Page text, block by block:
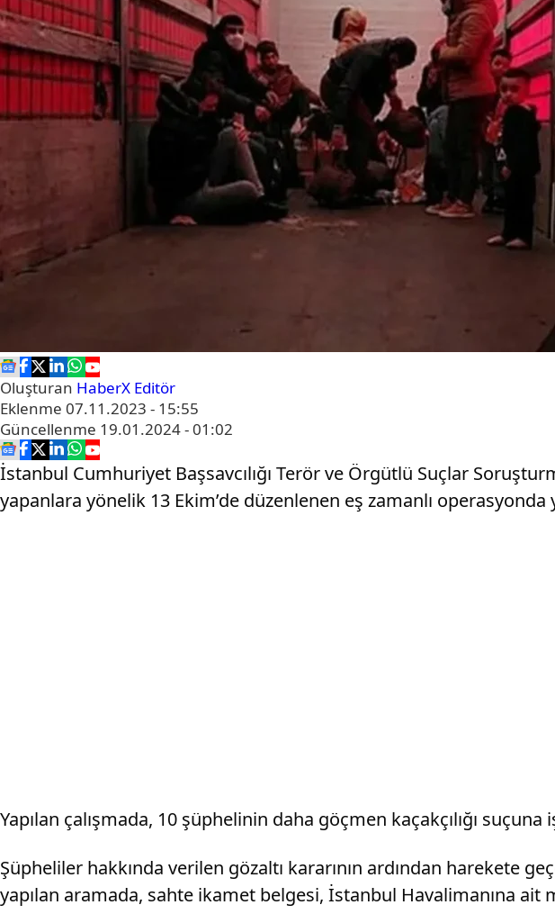
Oluşturan HaberX Editör
Eklenme 07.11.2023 - 15:55
Güncellenme 19.01.2024 - 01:02
İstanbul Cumhuriyet Başsavcılığı Terör ve Örgütlü Suçlar
yapanlara yönelik 13 Ekim’de düzenlenen eş zamanlı
Yapılan çalışmada, 10 şüphelinin daha göçmen kaçakçılığı
Şüpheliler hakkında verilen gözaltı kararının ardından harekete
yapılan aramada, sahte ikamet belgesi, İstanbul Havalimanına